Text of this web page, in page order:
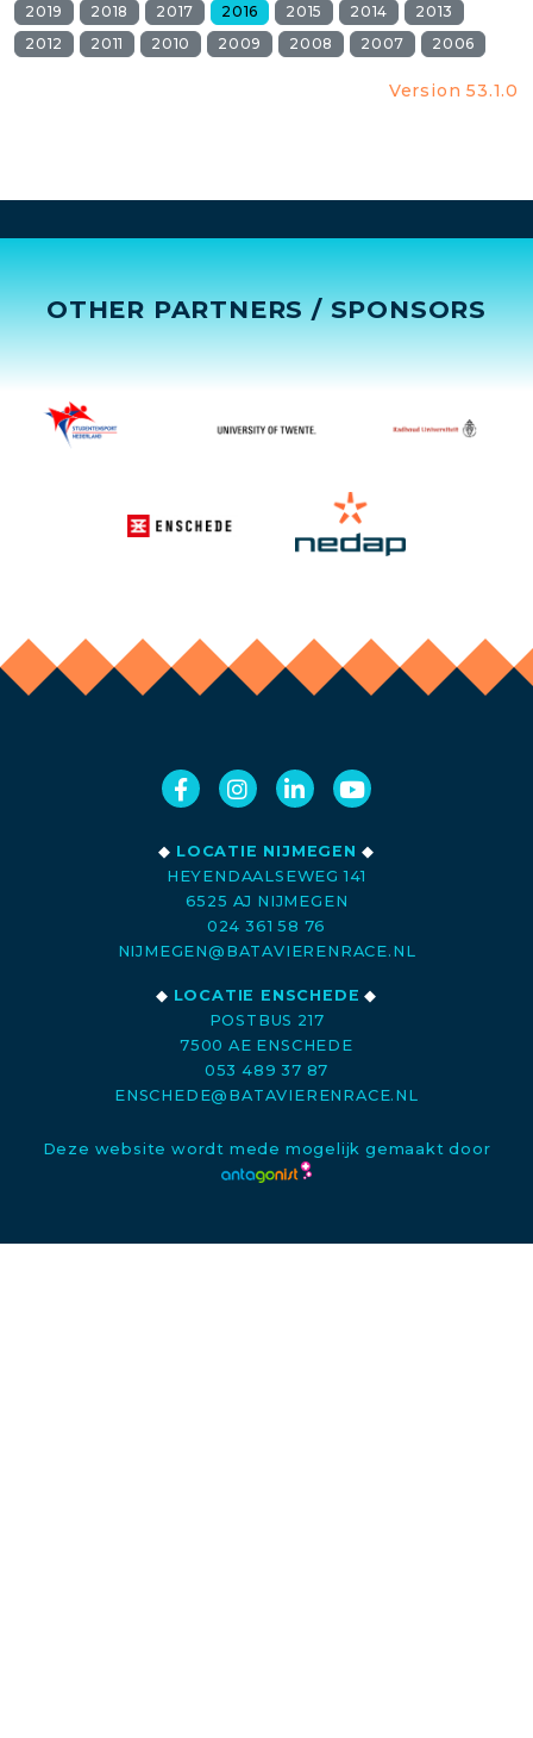
2019
2018 2017 2016 2015 2014
2013
2012
2011 2010 2009 2008 2007 2006
Version 53.1.0
OTHER PARTNERS / SPONSORS
◆ LOCATIE NIJMEGEN ◆
HEYENDAALSEWEG 141
6525 AJ NIJMEGEN
024 361 58 76
NIJMEGEN@BATAVIERENRACE.NL
◆ LOCATIE ENSCHEDE ◆
POSTBUS 217
7500 AE ENSCHEDE
053 489 37 87
ENSCHEDE@BATAVIERENRACE.NL
Deze website wordt mede mogelijk gemaakt door